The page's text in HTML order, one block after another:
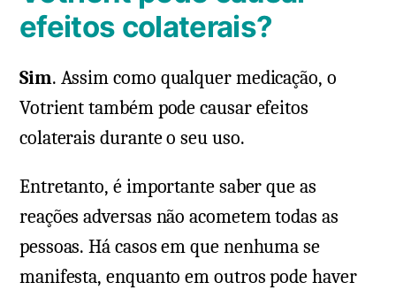
efeitos colaterais?
Sim. Assim como qualquer medicação, o
Votrient também pode causar efeitos
colaterais durante o seu uso.
Entretanto, é importante saber que as
reações adversas não acometem todas as
pessoas. Há casos em que nenhuma se
manifesta, enquanto em outros pode haver